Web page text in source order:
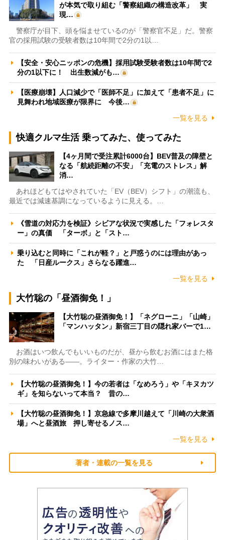
が本気で取り組む「警察組織の構造改革」 実
現…
警察庁が目下、頭を悩ませているのが「警察官不足」だ。警察
官の採用試験の受験者数は10年間で2分の1以…
【安全・安心ニッポンの危機】採用試験受験者数は10年間で2
分の1以下に！ 出生数減がも…
【医療崩壊】人口減少で「医師不足」に加えて「患者不足」に
見舞われ地域医療が限界に 今後…
一覧を見る
快適クルマ生活 乗ってみた、使ってみた
【4ヶ月間で受注累計6000台】BEV普及の障壁と
なる「航続距離の不安」「充電のストレス」解
消…
あれほどもてはやされていた「EV（BEV）シフト」の潮流も、
最近では減速基調になっているように見える。…
《雪道の対応力を検証》シビアな状況で実感した「フォレスタ
ー」の真価 「ターボ」と「スト…
乗り込むと同時に「これが軽？」と戸惑うのには理由があっ
た 「日産ルークス」さらなる躍進…
一覧を見る
大竹聡の「昼酒御免！」
【大竹聡の昼酒御免！】「ネグローニ」「山崎」
「マンハッタン」新宿三丁目の隠れ家バーで1…
お酒はいつ飲んでもいいものだが、昼から飲むお酒にはまた格
別の味わいがある――。ライター・作家の大竹…
【大竹聡の昼酒御免！】今の若者は「なめろう」や「キヌカツ
ギ」を知らないって本当？ 昔の…
【大竹聡の昼酒御免！】京急線で多摩川越えて「川崎の大衆酒
場」へと昼酒旅 押し寄せるノス…
一覧を見る
著者・連載の一覧を見る